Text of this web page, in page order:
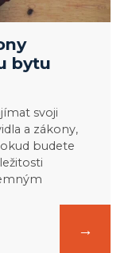
bytu
svoji
a zákony,
budete